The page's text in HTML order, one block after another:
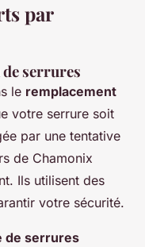
par
serrures
le remplacement
votre serrure soit
par une tentative
de Chamonix
Ils utilisent des
votre sécurité.
de serrures